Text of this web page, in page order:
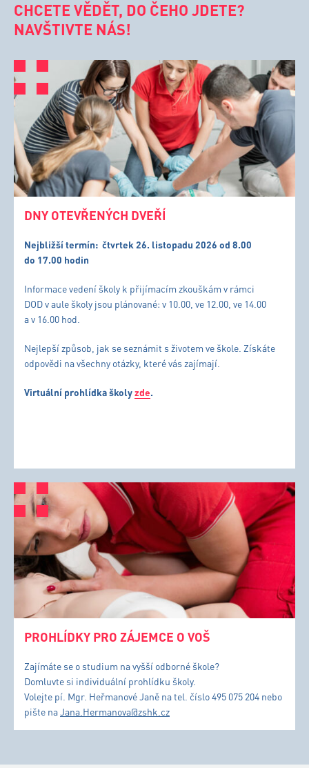
CHCETE VĚDĚT, DO ČEHO JDETE?
NAVŠTIVTE NÁS!
DNY OTEVŘENÝCH DVEŘÍ
Nejbližší termín: čtvrtek 26. listopadu 2026 od 8.00
do 17.00 hodin
Informace vedení školy k přijímacím zkouškám v rámci
DOD v aule školy jsou plánované: v 10.00, ve 12.00, ve 14.00
a v 16.00 hod.
Nejlepší způsob, jak se seznámit s životem ve škole. Získáte
odpovědi na všechny otázky, které vás zajímají.
Virtuální prohlídka školyzde.
PROHLÍDKY PRO ZÁJEMCE O VOŠ
Zajímáte se o studium na vyšší odborné škole?
Domluvte si individuální prohlídku školy.
Volejte pí. Mgr. Heřmanové Janě na tel. číslo 495 075 204 nebo
pište naJana.Hermanova@zshk.cz